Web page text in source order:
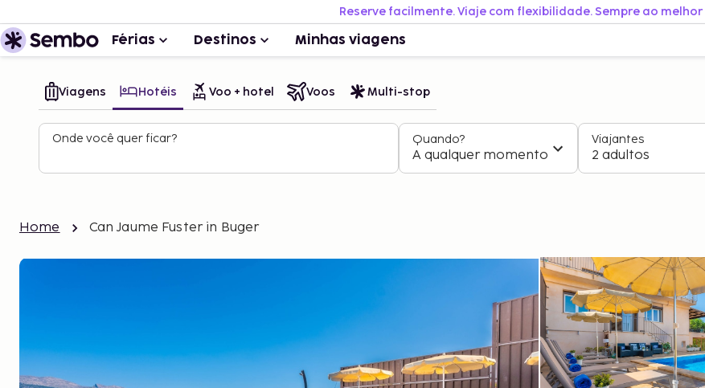
Reserve facilmente. Viaje com flexibilidade. Sempre ao melhor
Férias Destinos Minhas viagens
Viagens Hotéis Voo + hotel Voos Multi-stop
Onde você quer ficar? Quando?
A qualquer momento
Viajantes
2 adultos
Home Can Jaume Fuster in Buger